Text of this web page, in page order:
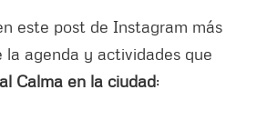
este post de Instagram más
la agenda y actividades que
Calma en la ciudad: